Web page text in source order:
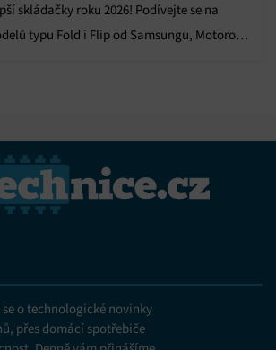
skládačky roku 2026! Podívejte se na
typu Fold i Flip od Samsungu, Motoroly,
o technologické novinky
přes domácí spotřebiče